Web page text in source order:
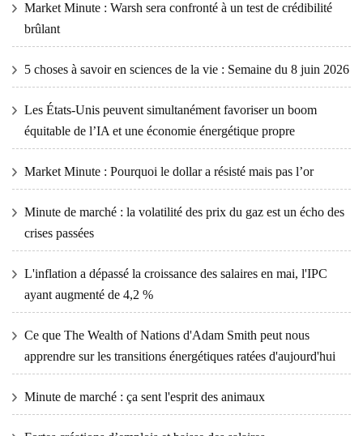
Market Minute : Warsh sera confronté à un test de crédibilité
brûlant
5 choses à savoir en sciences de la vie : Semaine du 8 juin 2026
Les États-Unis peuvent simultanément favoriser un boom
équitable de l’IA et une économie énergétique propre
Market Minute : Pourquoi le dollar a résisté mais pas l’or
Minute de marché : la volatilité des prix du gaz est un écho des
crises passées
L'inflation a dépassé la croissance des salaires en mai, l'IPC
ayant augmenté de 4,2 %
Ce que The Wealth of Nations d'Adam Smith peut nous
apprendre sur les transitions énergétiques ratées d'aujourd'hui
Minute de marché : ça sent l'esprit des animaux